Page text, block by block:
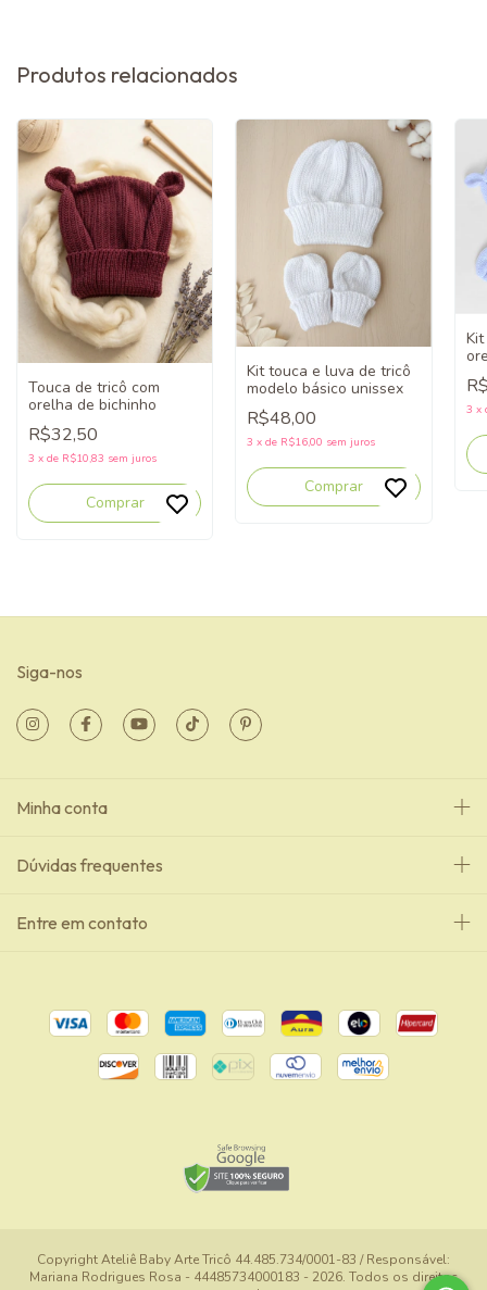
Produtos relacionados
Touca de tricô com
orelha de bichinho
R$32,50
3 x de R$10,83 sem juros
Comprar
Kit touca e luva de tricô
modelo básico unissex
R$48,00
3 xde R$16,00 sem juros
Comprar
3 x
Siga-nos
Minha conta
Dúvidas frequentes
Entre em contato
Copyright Ateliê Baby Arte Tricô 44.485.734/0001-83 / Responsável:
Mariana Rodrigues Rosa - 44485734000183 - 2026. Todos os direitos